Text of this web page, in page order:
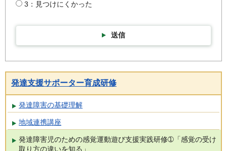
3：見つけにくかった
送信
発達支援サポーター育成研修
発達障害の基礎理解
地域連携講座
発達障害児のための感覚運動遊び支援実践研修➀「感覚の受け
取り方の違いを知る」